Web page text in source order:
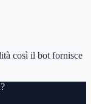
così il bot fornisce